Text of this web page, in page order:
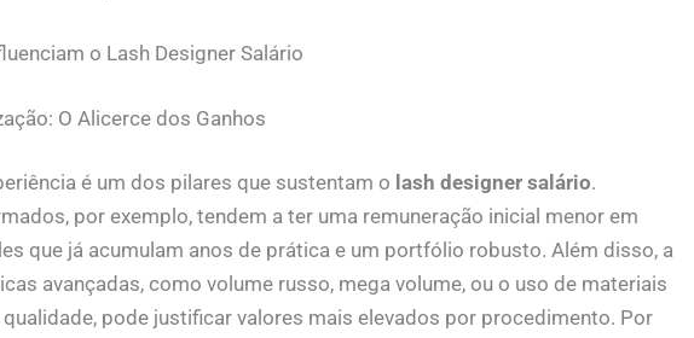
o Lash Designer Salário
O Alicerce dos Ganhos
é um dos pilares que sustentam o lash designer salário.
por exemplo, tendem a ter uma remuneração inicial menor em
que já acumulam anos de prática e um portfólio robusto. Além disso, a
avançadas, como volume russo, mega volume, ou o uso de materiais
pode justificar valores mais elevados por procedimento. Por